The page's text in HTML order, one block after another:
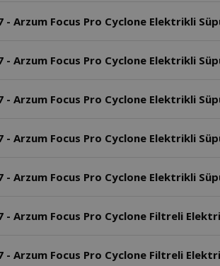
- Arzum Focus Pro Cyclone Elektrikli
- Arzum Focus Pro Cyclone Elektrikli
- Arzum Focus Pro Cyclone Elektrikli
- Arzum Focus Pro Cyclone Elektrikli
- Arzum Focus Pro Cyclone Elektrikli
- Arzum Focus Pro Cyclone Filtreli
- Arzum Focus Pro Cyclone Filtreli